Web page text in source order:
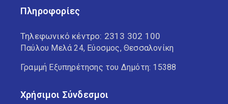
Πληροφορίες
Τηλεφωνικό κέντρο: 2313 302 100
Παύλου Μελά 24, Εύοσμος, Θεσσαλονίκη
Γραμμή Εξυπηρέτησης του Δημότη: 15388
Χρήσιμοι Σύνδεσμοι